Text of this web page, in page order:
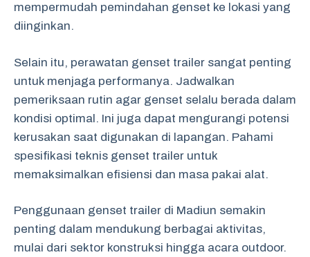
mempermudah pemindahan genset ke lokasi yang
diinginkan.
Selain itu, perawatan genset trailer sangat penting
untuk menjaga performanya. Jadwalkan
pemeriksaan rutin agar genset selalu berada dalam
kondisi optimal. Ini juga dapat mengurangi potensi
kerusakan saat digunakan di lapangan. Pahami
spesifikasi teknis genset trailer untuk
memaksimalkan efisiensi dan masa pakai alat.
Penggunaan genset trailer di Madiun semakin
penting dalam mendukung berbagai aktivitas,
mulai dari sektor konstruksi hingga acara outdoor.